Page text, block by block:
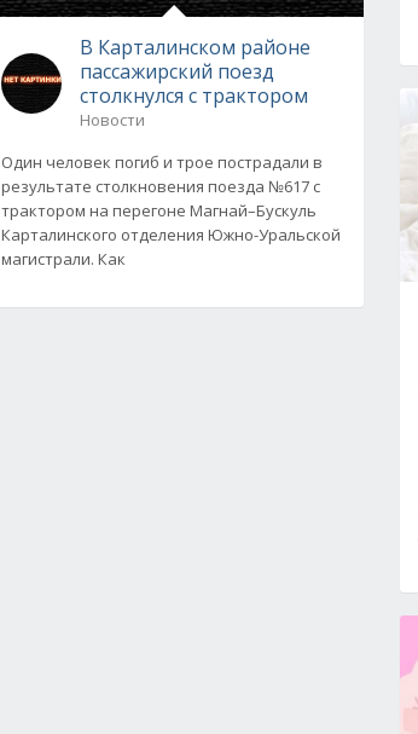
В Карталинском районе
пассажирский поезд
столкнулся с трактором
Новости
Один человек погиб и трое пострадали в
результате столкновения поезда №617 с
трактором на перегоне Магнай–Бускуль
Карталинского отделения Южно-Уральской
магистрали. Как